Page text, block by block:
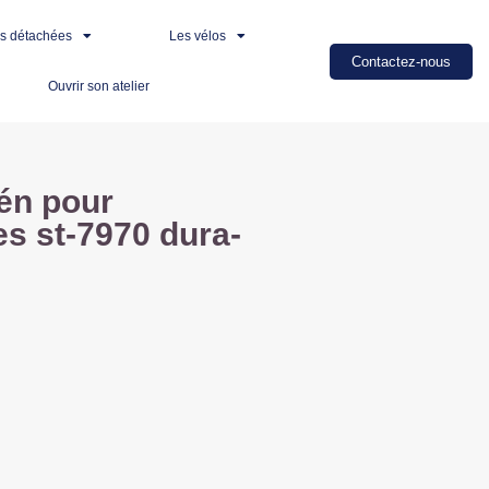
détachées Les vélos
Ouvrir son atelier
Contactez-nous
pour
st-7970 dura-